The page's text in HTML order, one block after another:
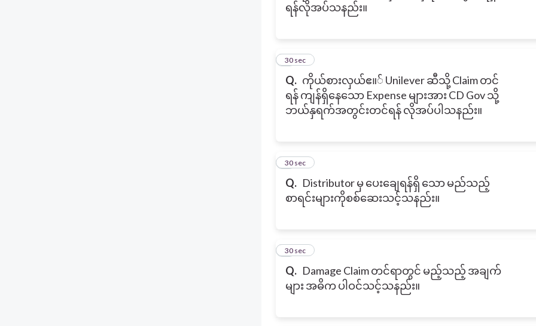
ရန်လိုအပ်သနည်း။
Q. ကိုယ်စားလှယ်ဧ။် Unilever ဆီသို့ Claim တင်
ရန် ကျန်ရှိနေသော Expense များအား CD Gov သို့
ဘယ်နှရက်အတွင်းတင်ရန် လိုအပ်ပါသနည်း။
6
30 sec
Q. Distributor မှ ပေးချေရန်ရှိ သော မည်သည့်
စာရင်းများကိုစစ်ဆေးသင့်သနည်း။
7
30 sec
Q. Damage Claim တင်ရာတွင် မည့်သည့် အချက်
များ အဓိက ပါဝင်သင့်သနည်း။
8
30 sec